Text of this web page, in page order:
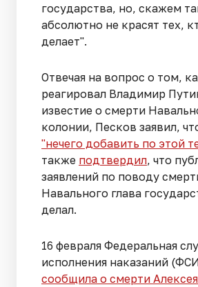
государства, но, скажем
абсолютно не красят тех,
делает".
Отвечая на вопрос о том,
реагировал Владимир
известие о смерти
колонии, Песков заявил,
"нечего добавить по этой
также подтвердил, что
заявлений по поводу
Навального глава
делал.
16 февраля Федеральная
исполнения наказаний
сообщила о смерти